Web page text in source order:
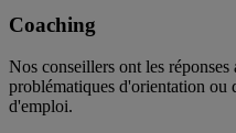
Coaching
Nos conseillers ont les
problématiques d'orientation ou
d'emploi.